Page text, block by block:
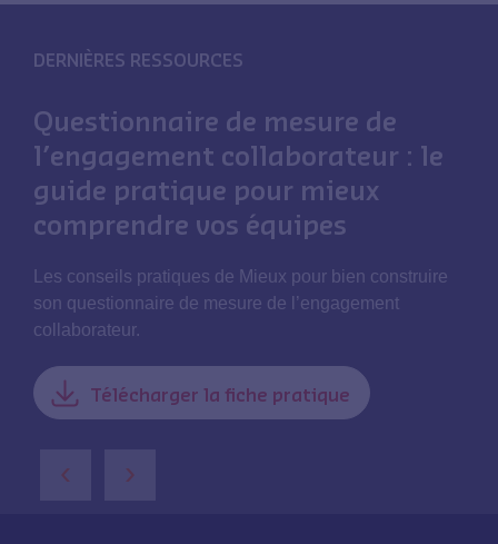
DERNIÈRES RESSOURCES
Questionnaire de mesure de
l’engagement collaborateur : le
guide pratique pour mieux
comprendre vos équipes
Les conseils pratiques de Mieux pour bien construire
son questionnaire de mesure de l’engagement
collaborateur.
Télécharger la fiche pratique
‹ ›